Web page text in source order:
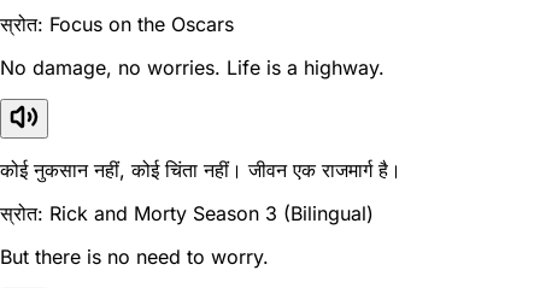
स्रोत: Focus on the Oscars
No damage, no worries. Life is a highway.
कोई नुकसान नहीं, कोई चिंता नहीं। जीवन एक राजमार्ग है।
स्रोत: Rick and Morty Season 3 (Bilingual)
But there is no need to worry.